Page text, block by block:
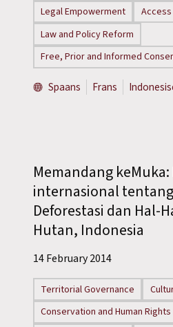
Legal Empowerment
Law and Policy Reform
Free, Prior and Informed
Spaans Frans
Memandang
internasional
Deforestasi dan Hal-
Hutan, Indonesia
14 February 2014
Territorial Governance
Conservation and Human Rights